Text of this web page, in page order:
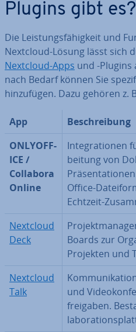
Plugins gibt es?
Die Leis­tungs­fä­hig­keit und
Nextcloud-Lösung lässt sich
Nextcloud-Apps und -Plugins
nach Bedarf können Sie
hin­zu­fü­gen. Dazu gehören z.
App
Be­schrei­bung
ON­LY­OFF­
ICE /
Collabora
Online
In­te­gra­tio­nen
bei­tung von
Office-
Echtzeit-
Nextcloud
Deck
Boards zur
Projekten und
Nextcloud
Talk
und
frei­ga­ben.